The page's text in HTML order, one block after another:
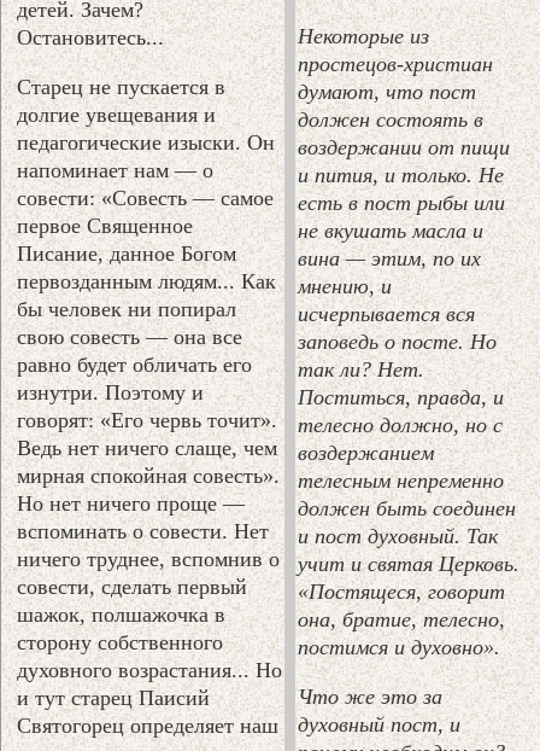
Некоторые из
простецов-христиан
думают, что пост
должен состоять в
воздержании от пищи
и пития, и только. Не
есть в пост рыбы или
не вкушать масла и
вина — этим, по их
мнению, и
исчерпывается вся
заповедь о посте. Но
так ли? Нет.
Поститься, правда, и
телесно должно, но с
воздержанием
телесным непременно
должен быть соединен
и пост духовный. Так
учит и святая Церковь.
«Постящеся, говорит
она, братие, телесно,
постимся и духовно».
Что же это за
духовный пост, и
детей. Зачем?
Остановитесь...
Старец не пускается в
долгие увещевания и
педагогические изыски. Он
напоминает нам — о
совести: «Совесть — самое
первое Священное
Писание, данное Богом
первозданным людям... Как
бы человек ни попирал
свою совесть — она все
равно будет обличать его
изнутри. Поэтому и
говорят: «Его червь точит».
Ведь нет ничего слаще, чем
мирная спокойная совесть».
Но нет ничего проще —
вспоминать о совести. Нет
ничего труднее, вспомнив о
совести, сделать первый
шажок, полшажочка в
сторону собственного
духовного возрастания... Но
и тут старец Паисий
Святогорец определяет наш